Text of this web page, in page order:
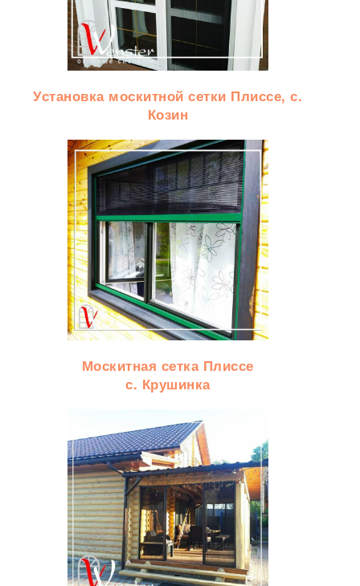
Установка москитной сетки Плиссе, с.
Козин
Москитная сетка Плиссе
с. Крушинка